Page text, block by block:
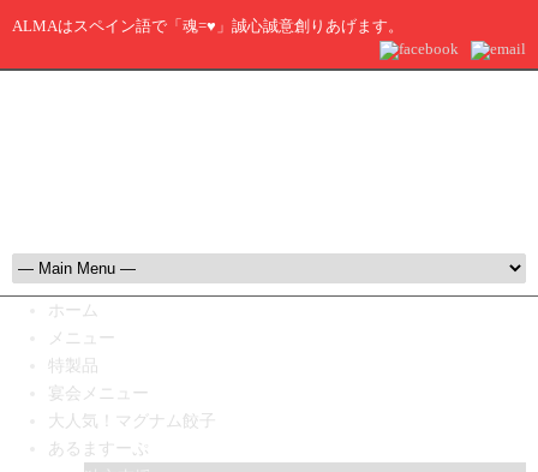
ALMAはスペイン語で「魂=♥」誠心誠意創りあげます。
ホーム
メニュー
特製品
宴会メニュー
大人気！マグナム餃子
あるますーぷ